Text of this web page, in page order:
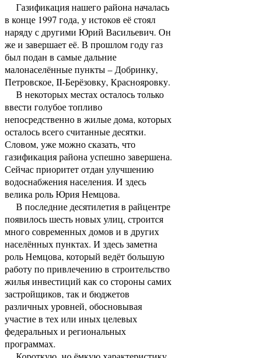
Газификация нашего района началась
в конце 1997 года, у истоков её стоял
наряду с другими Юрий Васильевич. Он
же и завершает её. В прошлом году газ
был подан в самые дальние
малонаселённые пункты – Добринку,
Петровское, II-Берёзовку, Краснояровку.
В некоторых местах осталось только
ввести голубое топливо
непосредственно в жилые дома, которых
осталось всего считанные десятки.
Словом, уже можно сказать, что
газификация района успешно завершена.
Сейчас приоритет отдан улучшению
водоснабжения населения. И здесь
велика роль Юрия Немцова.
В последние десятилетия в райцентре
появилось шесть новых улиц, строится
много современных домов и в других
населённых пунктах. И здесь заметна
роль Немцова, который ведёт большую
работу по привлечению в строительство
жилья инвестиций как со стороны самих
застройщиков, так и бюджетов
различных уровней, обосновывая
участие в тех или иных целевых
федеральных и региональных
программах.